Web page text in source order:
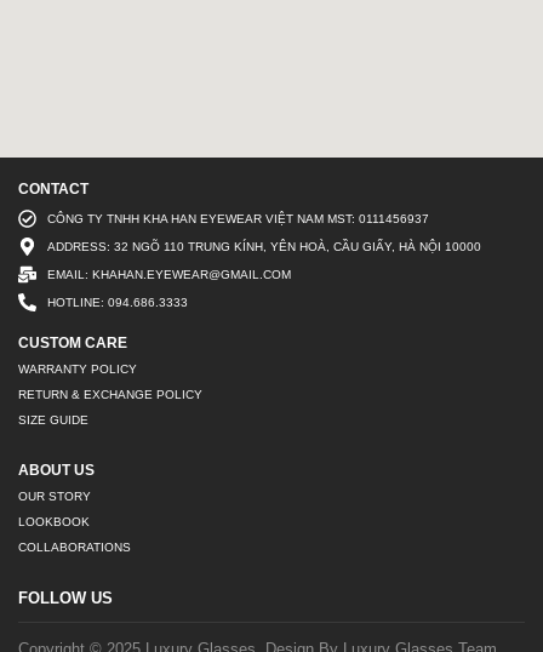
CONTACT
CÔNG TY TNHH KHA HAN EYEWEAR VIỆT NAM MST: 0111456937
ADDRESS: 32 NGÕ 110 TRUNG KÍNH, YÊN HOÀ, CẦU GIẤY, HÀ NỘI 10000
EMAIL: KHAHAN.EYEWEAR@GMAIL.COM
HOTLINE: 094.686.3333
CUSTOM CARE
WARRANTY POLICY
RETURN & EXCHANGE POLICY
SIZE GUIDE
ABOUT US
OUR STORY
LOOKBOOK
COLLABORATIONS
FOLLOW US